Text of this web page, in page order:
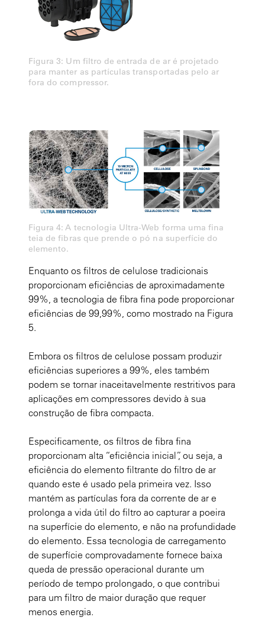
Figura 3: Um filtro de entrada de ar é projetado
para manter as partículas transportadas pelo ar
fora do compressor.
Figura 4: A tecnologia Ultra-Web forma uma fina
teia de fibras que prende o pó na superfície do
elemento.
Enquanto os filtros de celulose tradicionais
proporcionam eficiências de aproximadamente
99%, a tecnologia de fibra fina pode proporcionar
eficiências de 99,99%, como mostrado na Figura
5.
Embora os filtros de celulose possam produzir
eficiências superiores a 99%, eles também
podem se tornar inaceitavelmente restritivos para
aplicações em compressores devido à sua
construção de fibra compacta.
Especificamente, os filtros de fibra fina
proporcionam alta “eficiência inicial”, ou seja, a
eficiência do elemento filtrante do filtro de ar
quando este é usado pela primeira vez. Isso
mantém as partículas fora da corrente de ar e
prolonga a vida útil do filtro ao capturar a poeira
na superfície do elemento, e não na profundidade
do elemento. Essa tecnologia de carregamento
de superfície comprovadamente fornece baixa
queda de pressão operacional durante um
período de tempo prolongado, o que contribui
para um filtro de maior duração que requer
menos energia.